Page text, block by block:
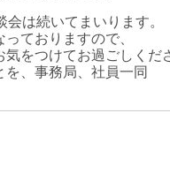
は続いてまいります。
ておりますので、
をつけてお過ごしくだ
、事務局、社員一同